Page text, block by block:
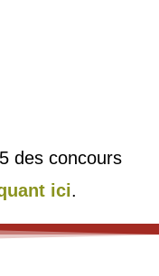
des concours
ici.